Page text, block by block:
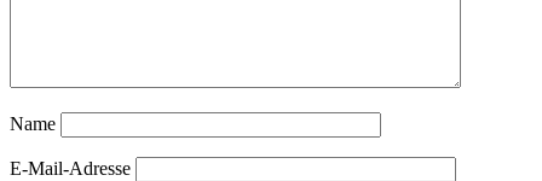
Name
E-Mail-Adresse